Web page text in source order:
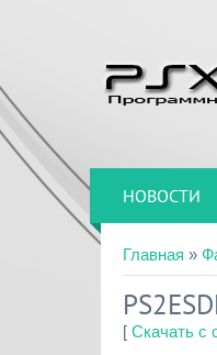
НОВОСТИ
Главная »
[ Скачать с